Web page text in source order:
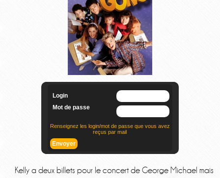
Kelly a deux billets pour le concert de George Michael mais